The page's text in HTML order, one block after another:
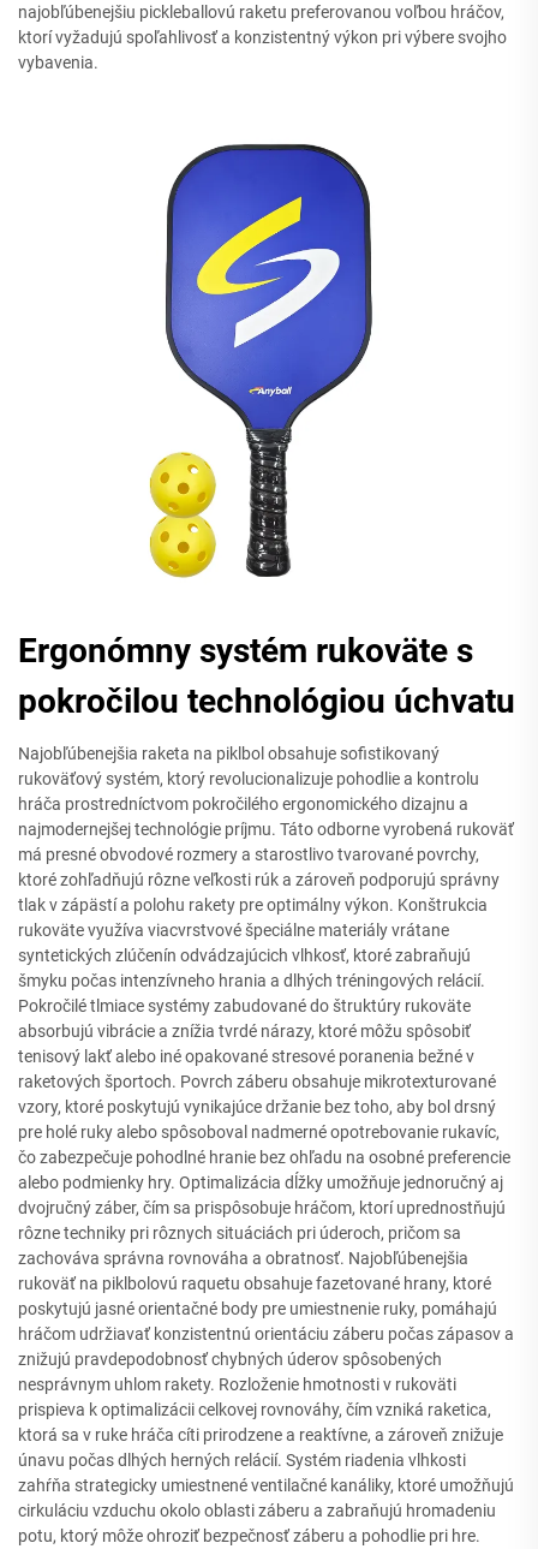
najobľúbenejšiu pickleballovú raketu preferovanou voľbou hráčov,
ktorí vyžadujú spoľahlivosť a konzistentný výkon pri výbere svojho
vybavenia.
Ergonómny systém rukoväte s
pokročilou technológiou úchvatu
Najobľúbenejšia raketa na piklbol obsahuje sofistikovaný
rukoväťový systém, ktorý revolucionalizuje pohodlie a kontrolu
hráča prostredníctvom pokročilého ergonomického dizajnu a
najmodernejšej technológie príjmu. Táto odborne vyrobená rukoväť
má presné obvodové rozmery a starostlivo tvarované povrchy,
ktoré zohľadňujú rôzne veľkosti rúk a zároveň podporujú správny
tlak v zápästí a polohu rakety pre optimálny výkon. Konštrukcia
rukoväte využíva viacvrstvové špeciálne materiály vrátane
syntetických zlúčenín odvádzajúcich vlhkosť, ktoré zabraňujú
šmyku počas intenzívneho hrania a dlhých tréningových relácií.
Pokročilé tlmiace systémy zabudované do štruktúry rukoväte
absorbujú vibrácie a znížia tvrdé nárazy, ktoré môžu spôsobiť
tenisový lakť alebo iné opakované stresové poranenia bežné v
raketových športoch. Povrch záberu obsahuje mikrotexturované
vzory, ktoré poskytujú vynikajúce držanie bez toho, aby bol drsný
pre holé ruky alebo spôsoboval nadmerné opotrebovanie rukavíc,
čo zabezpečuje pohodlné hranie bez ohľadu na osobné preferencie
alebo podmienky hry. Optimalizácia dĺžky umožňuje jednoručný aj
dvojručný záber, čím sa prispôsobuje hráčom, ktorí uprednostňujú
rôzne techniky pri rôznych situáciách pri úderoch, pričom sa
zachováva správna rovnováha a obratnosť. Najobľúbenejšia
rukoväť na piklbolovú raquetu obsahuje fazetované hrany, ktoré
poskytujú jasné orientačné body pre umiestnenie ruky, pomáhajú
hráčom udržiavať konzistentnú orientáciu záberu počas zápasov a
znižujú pravdepodobnosť chybných úderov spôsobených
nesprávnym uhlom rakety. Rozloženie hmotnosti v rukoväti
prispieva k optimalizácii celkovej rovnováhy, čím vzniká raketica,
ktorá sa v ruke hráča cíti prirodzene a reaktívne, a zároveň znižuje
únavu počas dlhých herných relácií. Systém riadenia vlhkosti
zahŕňa strategicky umiestnené ventilačné kanáliky, ktoré umožňujú
cirkuláciu vzduchu okolo oblasti záberu a zabraňujú hromadeniu
potu, ktorý môže ohroziť bezpečnosť záberu a pohodlie pri hre.